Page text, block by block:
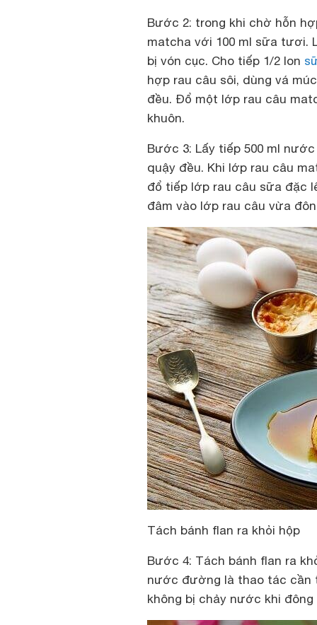
Bước 2: trong khi chờ hỗn
matcha với 100 ml sữa tươi.
bị vón cục. Cho tiếp 1/2 lon
hợp rau câu sôi, dùng vá
đều. Đổ một lớp rau câu
khuôn.
Bước 3: Lấy tiếp 500 ml
quậy đều. Khi lớp rau câu
đổ tiếp lớp rau câu sữa đặc
đâm vào lớp rau câu vừa
Tách bánh flan ra khỏi hộp
Bước 4: Tách bánh flan ra
nước đường là thao tác cần
không bị chảy nước khi đông